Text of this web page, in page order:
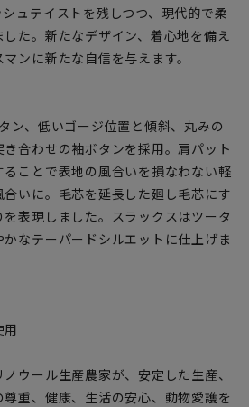
ュテイストを残しつつ、現代的で柔
た。新たなデザイン、着心地を備え
ンに新たな自信を与えます。
ン、低いゴージ位置と傾斜、丸みの
合わせの袖ボタンを採用。肩パット
ことで表地の風合いを損なわない軽
いに。毛芯を延長した廻し毛芯にす
表現しました。スラックスはツータ
なテーパードシルエットに仕上げま
ウール生産農家が、安定した生産、
重、健康、生活の安心、動物愛護を